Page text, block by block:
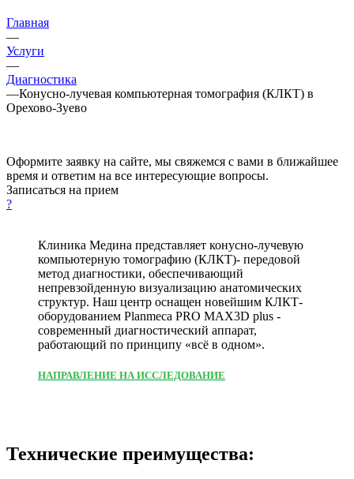
Главная
—
Услуги
—
Диагностика
—Конусно-лучевая компьютерная томография (КЛКТ) в
Орехово-Зуево
Оформите заявку на сайте, мы свяжемся с вами в ближайшее
время и ответим на все интересующие вопросы.
Записаться на прием
?
Клиника Медина представляет конусно-лучевую
компьютерную томографию (КЛКТ)- передовой
метод диагностики, обеспечивающий
непревзойденную визуализацию анатомических
структур. Наш центр оснащен новейшим КЛКТ-
оборудованием Planmeca PRO MAX3D plus -
современный диагностический аппарат,
работающий по принципу «всё в одном».
НАПРАВЛЕНИЕ НА ИССЛЕДОВАНИЕ
Технические преимущества: